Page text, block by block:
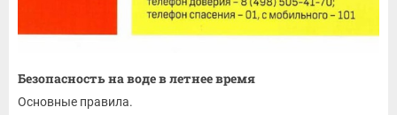
Безопасность на воде в летнее время
Основные правила.